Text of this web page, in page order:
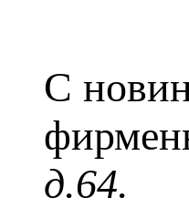
С
д.64.